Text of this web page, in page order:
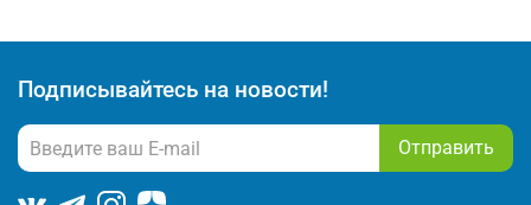
Подписывайтесь на новости!
Отправить